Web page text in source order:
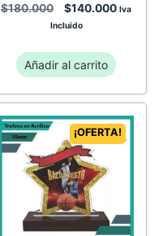
$180.000 $140.000 Iva
Incluido
Añadir al carrito
¡OFERTA!